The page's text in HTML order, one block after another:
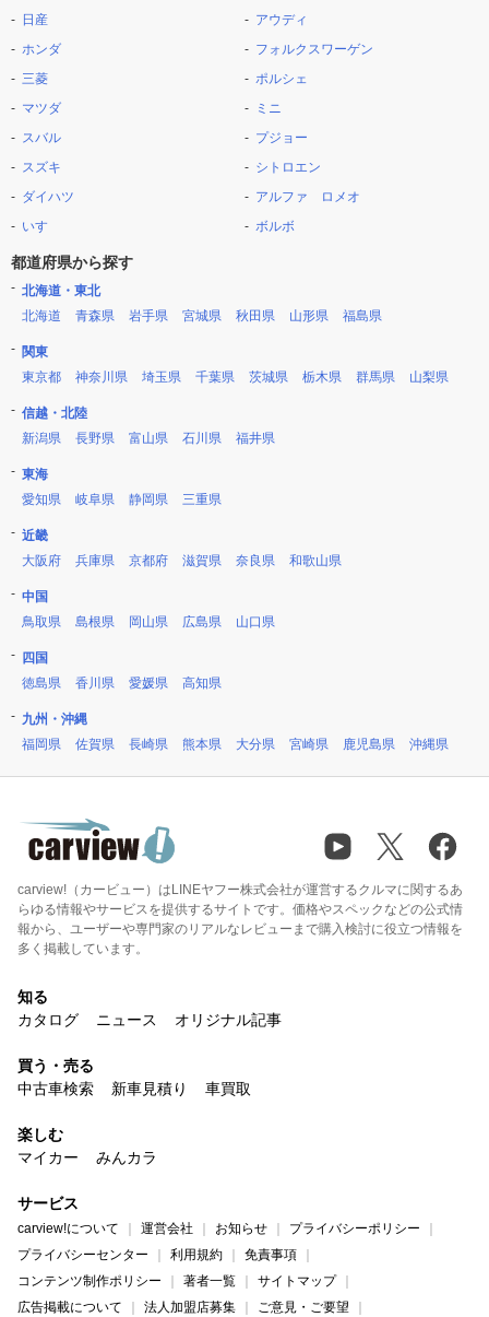
日産
ホンダ
三菱
マツダ
スバル
スズキ
ダイハツ
いすゞ
アウディ
フォルクスワーゲン
ポルシェ
ミニ
プジョー
シトロエン
アルファ ロメオ
ボルボ
都道府県から探す
北海道・東北
北海道
青森県 岩手県 宮城県 秋田県 山形県 福島県
関東
東京都
神奈川県 埼玉県 千葉県 茨城県 栃木県 群馬県 山梨県
信越・北陸
新潟県
長野県 富山県 石川県 福井県
東海
愛知県
岐阜県 静岡県 三重県
近畿
大阪府
兵庫県 京都府 滋賀県 奈良県 和歌山県
中国
鳥取県
島根県 岡山県 広島県 山口県
四国
徳島県
香川県 愛媛県 高知県
九州・沖縄
福岡県
佐賀県 長崎県 熊本県 大分県 宮崎県 鹿児島県 沖縄県
carview!（カービュー）はLINEヤフー株式会社が運営するクルマに関するあ
らゆる情報やサービスを提供するサイトです。価格やスペックなどの公式情
報から、ユーザーや専門家のリアルなレビューまで購入検討に役立つ情報を
多く掲載しています。
知る
カタログ
ニュース オリジナル記事
買う・売る
中古車検索
新車見積り 車買取
楽しむ
マイカー
みんカラ
サービス
carview!について 運営会社 お知らせ
プライバシーポリシー
プライバシーセンター
利用規約
免責事項
コンテンツ制作ポリシー
著者一覧
サイトマップ
広告掲載について
法人加盟店募集 ご意見・ご要望